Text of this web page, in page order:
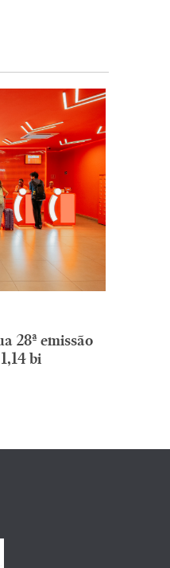
28ª emissão
bi